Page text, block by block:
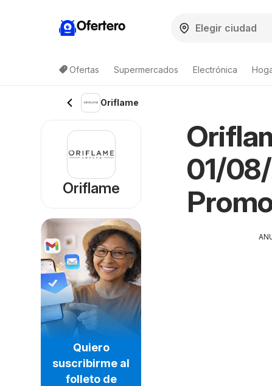
Ofertero
Ofertas Supermercados Electrónica
Oriflame
01/
Oriflame
Quiero
suscribirme al
folleto de